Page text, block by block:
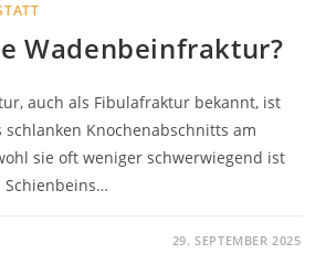
Wadenbeinfraktur?
auch als Fibulafraktur bekannt, ist
schlanken Knochenabschnitts am
sie oft weniger schwerwiegend ist
Schienbeins…
29. SEPTEMBER 2025